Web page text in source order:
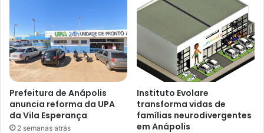
Prefeitura de Anápolis
anuncia reforma da UPA
da Vila Esperança
2 semanas atrás
Instituto Evolare
transforma vidas de
famílias neurodivergentes
em Anápolis